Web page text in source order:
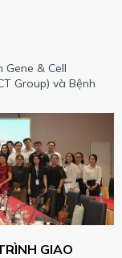
Gene & Cell
Group) và Bệnh
GIAO